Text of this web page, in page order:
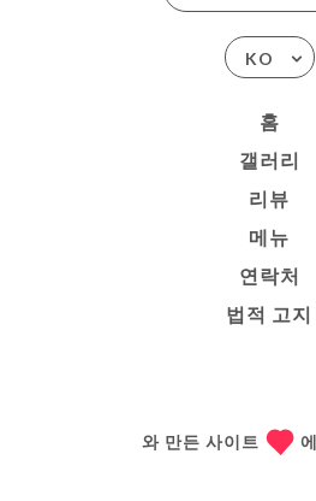
KO
홈
갤러리
리뷰
메뉴
연락처
법적 고지
와 만든 사이트